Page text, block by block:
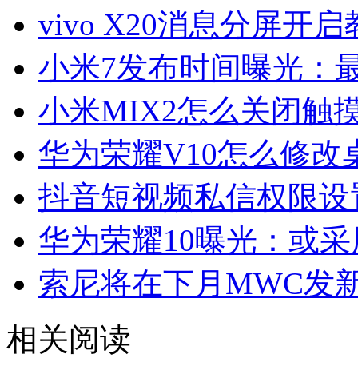
vivo X20消息分屏开启
小米7发布时间曝光：
小米MIX2怎么关闭触
华为荣耀V10怎么修改
抖音短视频私信权限
华为荣耀10曝光：或
索尼将在下月MWC发
相关阅读